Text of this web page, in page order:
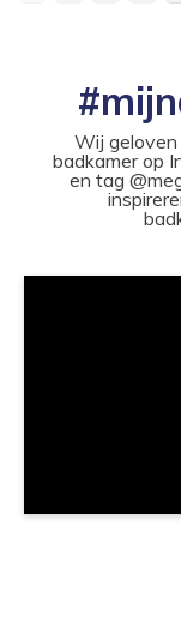
Wij geloven
badkamer op
en tag